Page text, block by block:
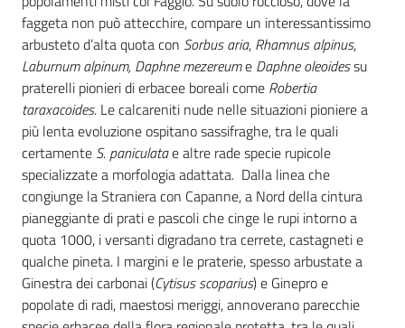
faggeta non può attecchire, compare un interessantissimo
arbusteto d’alta quota con Sorbus aria, Rhamnus alpinus,
Laburnum alpinum, Daphne mezereume Daphne oleoidessu
praterelli pionieri di erbacee boreali come Robertia
taraxacoides. Le calcareniti nude nelle situazioni pioniere a
più lenta evoluzione ospitano sassifraghe, tra le quali
certamente S. paniculatae altre rade specie rupicole
specializzate a morfologia adattata. Dalla linea che
congiunge la Straniera con Capanne, a Nord della cintura
pianeggiante di prati e pascoli che cinge le rupi intorno a
quota 1000, i versanti digradano tra cerrete, castagneti e
qualche pineta. I margini e le praterie, spesso arbustate a
Ginestra dei carbonai (Cytisus scoparius) e Ginepro e
popolate di radi, maestosi meriggi, annoverano parecchie